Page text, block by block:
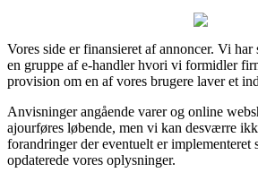
Vores side er finansieret af annoncer. Vi har
en gruppe af e-handler hvori vi formidler
provision om en af vores brugere laver et
Anvisninger angående varer og online
ajourføres løbende, men vi kan desværre
forandringer der eventuelt er implementeret
opdaterede vores oplysninger.